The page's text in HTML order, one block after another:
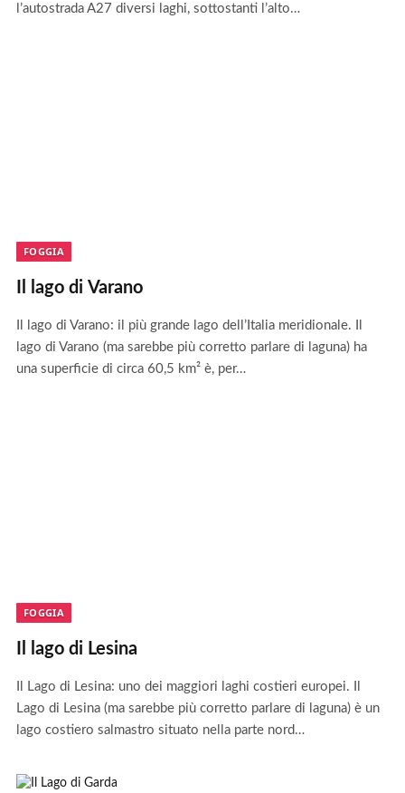
l’autostrada A27 diversi laghi, sottostanti l’alto…
FOGGIA
Il lago di Varano
Il lago di Varano: il più grande lago dell’Italia meridionale. Il
lago di Varano (ma sarebbe più corretto parlare di laguna) ha
una superficie di circa 60,5 km² è, per…
FOGGIA
Il lago di Lesina
Il Lago di Lesina: uno dei maggiori laghi costieri europei. Il
Lago di Lesina (ma sarebbe più corretto parlare di laguna) è un
lago costiero salmastro situato nella parte nord…